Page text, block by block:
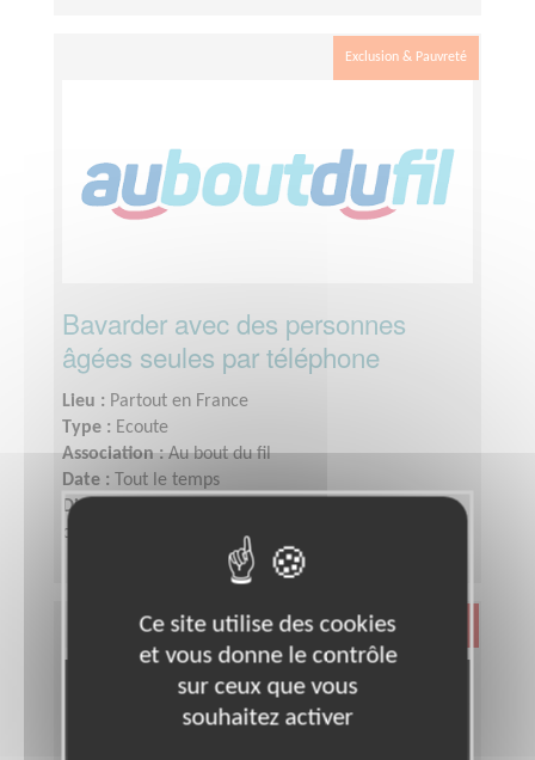
Exclusion & Pauvreté
Bavarder avec des personnes
âgées seules par téléphone
Lieu : Partout en France
Type : Ecoute
Association :Au bout du fil
Date :
Tout le temps
Disponibilité demandée :
chaque semaine
Ce site utilise des cookies
et vous donne le contrôle
sur ceux que vous
souhaitez activer